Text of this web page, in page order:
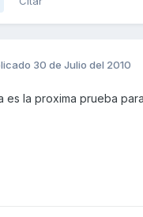
30 de Julio del 2010
es la proxima prueba